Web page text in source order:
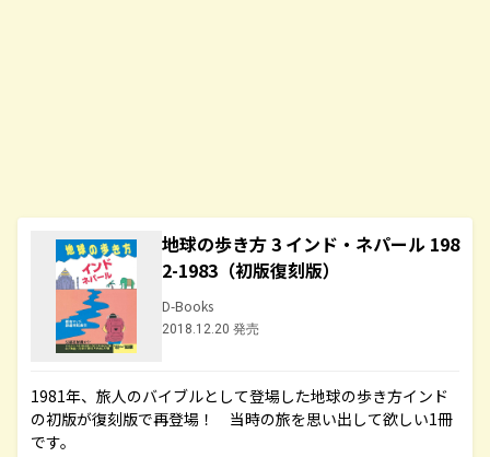
地球の歩き方 3 インド・ネパール 198
2-1983（初版復刻版）
D-Books
2018.12.20 発売
1981年、旅人のバイブルとして登場した地球の歩き方インド
の初版が復刻版で再登場！ 当時の旅を思い出して欲しい1冊
です。